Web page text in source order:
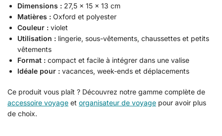
Dimensions : 27,5 × 15 × 13 cm
Matières : Oxford et polyester
Couleur : violet
Utilisation : lingerie, sous-vêtements, chaussettes et petits
vêtements
Format : compact et facile à intégrer dans une valise
Idéale pour : vacances, week-ends et déplacements
Ce produit vous plaît ? Découvrez notre gamme complète de
accessoire voyage et organisateur de voyage pour avoir plus
de choix.